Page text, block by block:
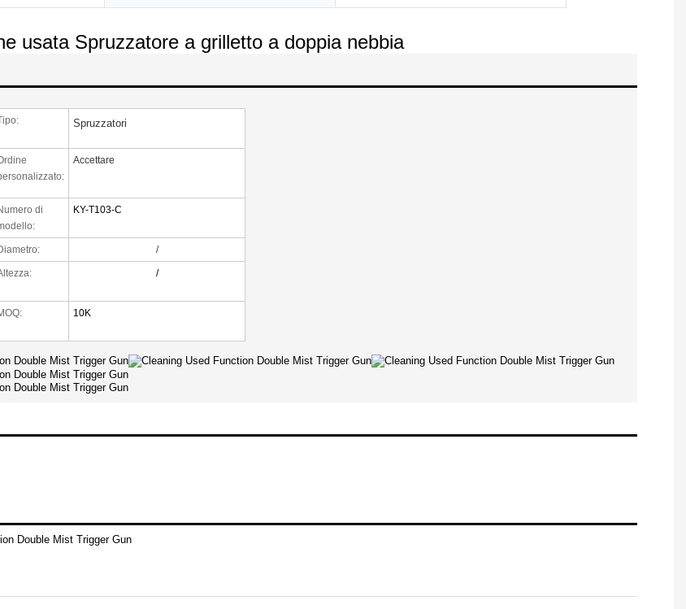
usata Spruzzatore a grilletto a doppia nebbia
Spruzzatori
Accettare
di
KY-T103-C
/
/
10K